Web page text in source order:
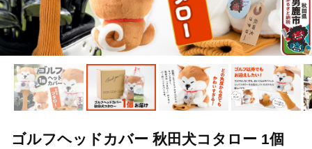
ゴルフヘッドカバー 秋田犬コタロー 1個